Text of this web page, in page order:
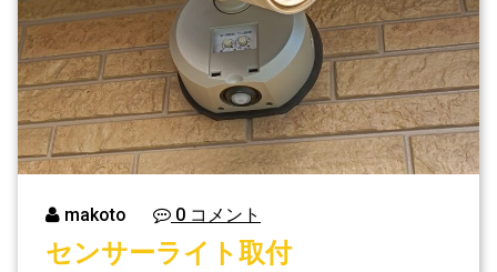
makoto 0 コメント
センサーライト取付